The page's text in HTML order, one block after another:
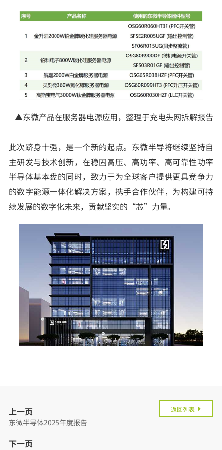
▲东微产品在服务器电源应用，整理于充电头网拆解报告
此次跻身十强，是一个新的起点。东微半导将继续坚持自
主研发与技术创新，在稳固高压、高功率、高可靠性功率
半导体基本盘的同时，致力于为全球客户提供更具竞争力
的数字能源一体化解决方案，携手合作伙伴，为构建可持
续发展的数字化未来，贡献坚实的“芯”力量。
上一页
东微半导体2025年度报告
下一页
返回列表